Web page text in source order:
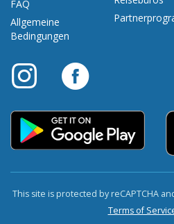
FAQ
Allgemeine
Bedingungen
This site is protected by reCAPTCHA
Terms of